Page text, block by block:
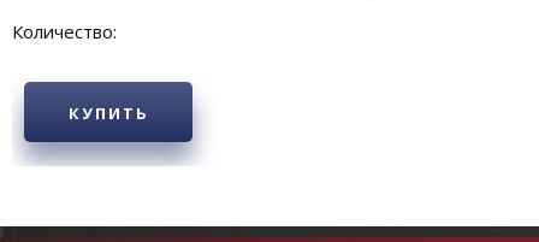
Количество:
КУПИТЬ